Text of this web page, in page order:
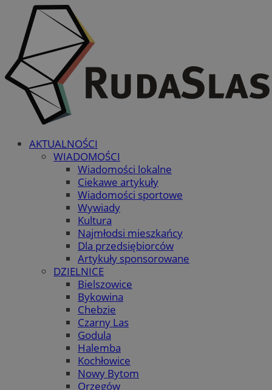
AKTUALNOŚCI
WIADOMOŚCI
Wiadomości lokalne
Ciekawe artykuły
Wiadomości sportowe
Wywiady
Kultura
Najmłodsi mieszkańcy
Dla przedsiębiorców
Artykuły sponsorowane
DZIELNICE
Bielszowice
Bykowina
Chebzie
Czarny Las
Godula
Halemba
Kochłowice
Nowy Bytom
Orzegów